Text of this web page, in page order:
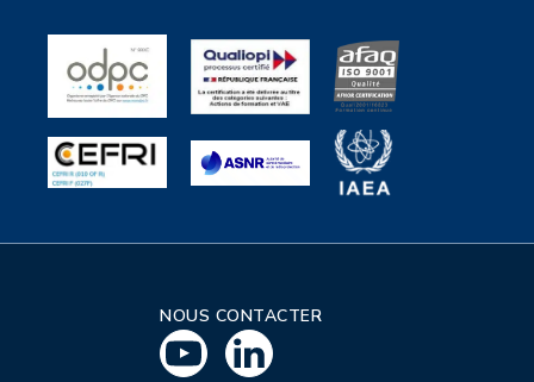
NOUS CONTACTER